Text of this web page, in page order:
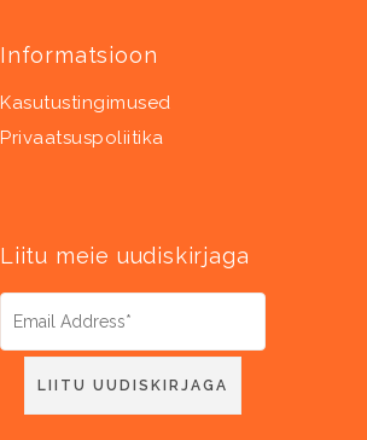
Informatsioon
Kasutustingimused
Privaatsuspoliitika
Liitu meie uudiskirjaga